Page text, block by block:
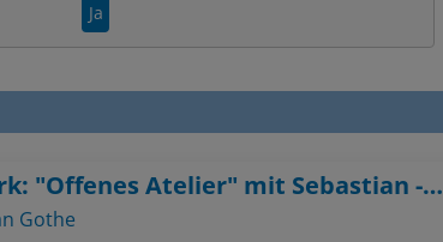
Ja
After Work: "Offenes Atelier" mit Sebastian - Thema: Gesichter ganz einfach (Bleistift / Aquarellstifte)
Gothe